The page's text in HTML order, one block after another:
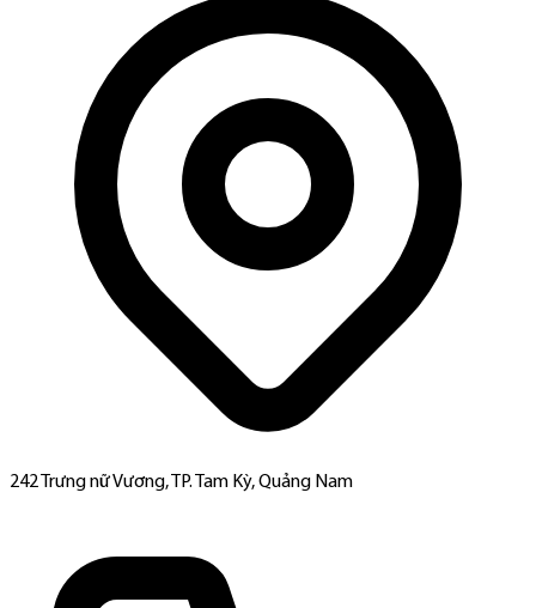
242 Trưng nữ Vương, TP. Tam Kỳ, Quảng Nam